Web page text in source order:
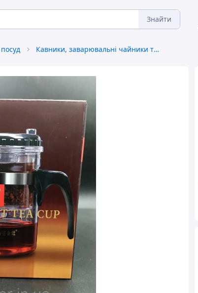
Знайти
Кавники, заварювальні чайники та аксесуари